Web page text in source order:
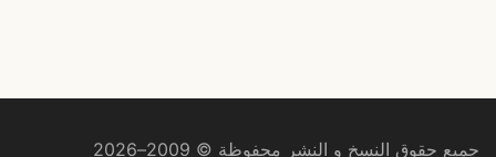
جميع حقوق النسخ و النشر محفوظة © 2009–2026